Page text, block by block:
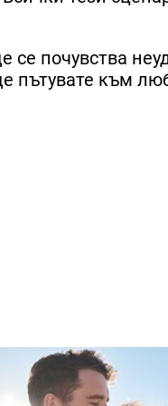
почувства
пътувате към